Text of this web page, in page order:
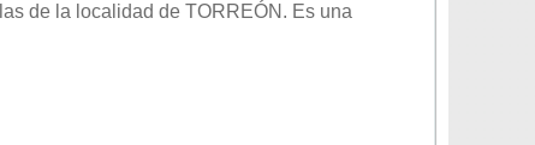
de la localidad de TORREÓN . Es una